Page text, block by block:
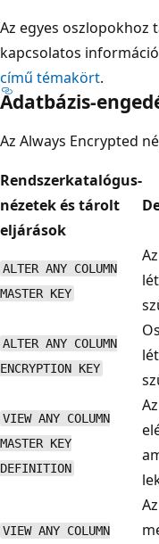
Az egyes
kapcsolatos
című témakört.
Adatbázis-
Az Always Encrypted
Rendszerkatalógus-
nézetek és tárolt
eljárások
ALTER ANY COLUMN
MASTER KEY
ALTER ANY COLUMN
ENCRYPTION KEY
VIEW ANY COLUMN
MASTER KEY
DEFINITION
VIEW ANY COLUMN